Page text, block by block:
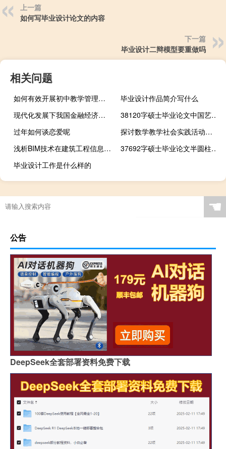
上一篇
如何写毕业设计论文的内容
下一篇
毕业设计二辩模型要重做吗
相关问题
如何有效开展初中教学管理工作,如何做好初中教学管理工作
毕业设计作品简介写什么
现代化发展下我国金融经济的风险及成因,社会发展的方向是什么？
38120字硕士毕业论文中国艺术作品的金融发展与方向选择
过年如何谈恋爱呢
探讨数学教学社会实践活动安排中的问题及解决方法,在上学期的社会实践活动中，九(1)班的学生对学校很有帮助...
浅析BIM技术在建筑工程信息管理中的优势,bim能给建筑带来什么好处
37692字硕士毕业论文半圆柱形量水槽的试验研究与设计
毕业设计工作是什么样的
☚
公告
DeepSeek全套部署资料免费下载